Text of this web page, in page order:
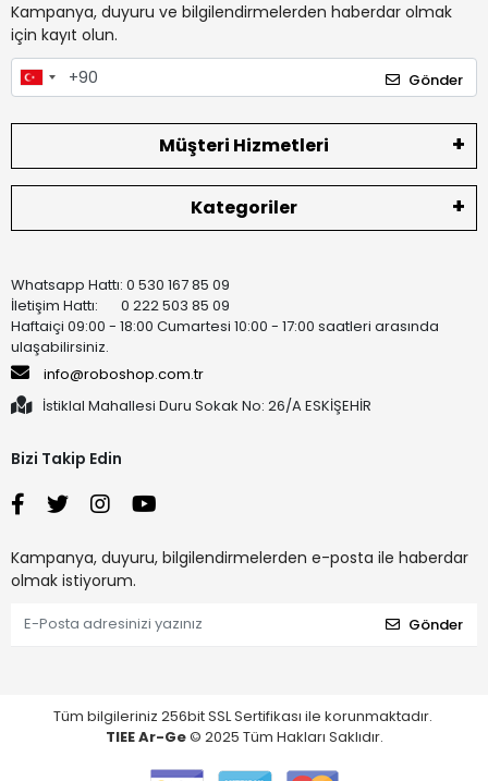
Kampanya, duyuru ve bilgilendirmelerden haberdar olmak
için kayıt olun.
Gönder
Müşteri Hizmetleri
Kategoriler
Whatsapp Hattı: 0 530 167 85 09
İletişim Hattı: 0 222 503 85 09
Haftaiçi 09:00 - 18:00 Cumartesi 10:00 - 17:00 saatleri arasında
ulaşabilirsiniz.
info@roboshop.com.tr
İstiklal Mahallesi Duru Sokak No: 26/A ESKİŞEHİR
Bizi Takip Edin
Kampanya, duyuru, bilgilendirmelerden e-posta ile haberdar
olmak istiyorum.
Gönder
Tüm bilgileriniz 256bit SSL Sertifikası ile korunmaktadır.
TIEE Ar-Ge© 2025 Tüm Hakları Saklıdır.